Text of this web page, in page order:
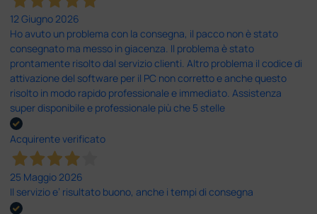
12 Giugno 2026
Ho avuto un problema con la consegna, il pacco non è stato
consegnato ma messo in giacenza. Il problema è stato
prontamente risolto dal servizio clienti. Altro problema il codice di
attivazione del software per il PC non corretto e anche questo
risolto in modo rapido professionale e immediato. Assistenza
super disponibile e professionale più che 5 stelle
Acquirente verificato
25 Maggio 2026
Il servizio e’ risultato buono, anche i tempi di consegna